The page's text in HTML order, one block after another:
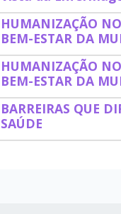
HUMANIZAÇÃO
BEM-ESTAR DA
HUMANIZAÇÃO
BEM-ESTAR DA
BARREIRAS QUE
SAÚDE